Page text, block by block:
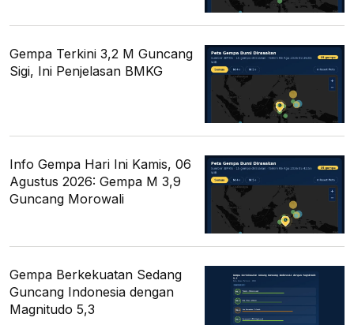
Gempa Terkini 3,2 M Guncang
Sigi, Ini Penjelasan BMKG
Info Gempa Hari Ini Kamis, 06
Agustus 2026: Gempa M 3,9
Guncang Morowali
Gempa Berkekuatan Sedang
Guncang Indonesia dengan
Magnitudo 5,3